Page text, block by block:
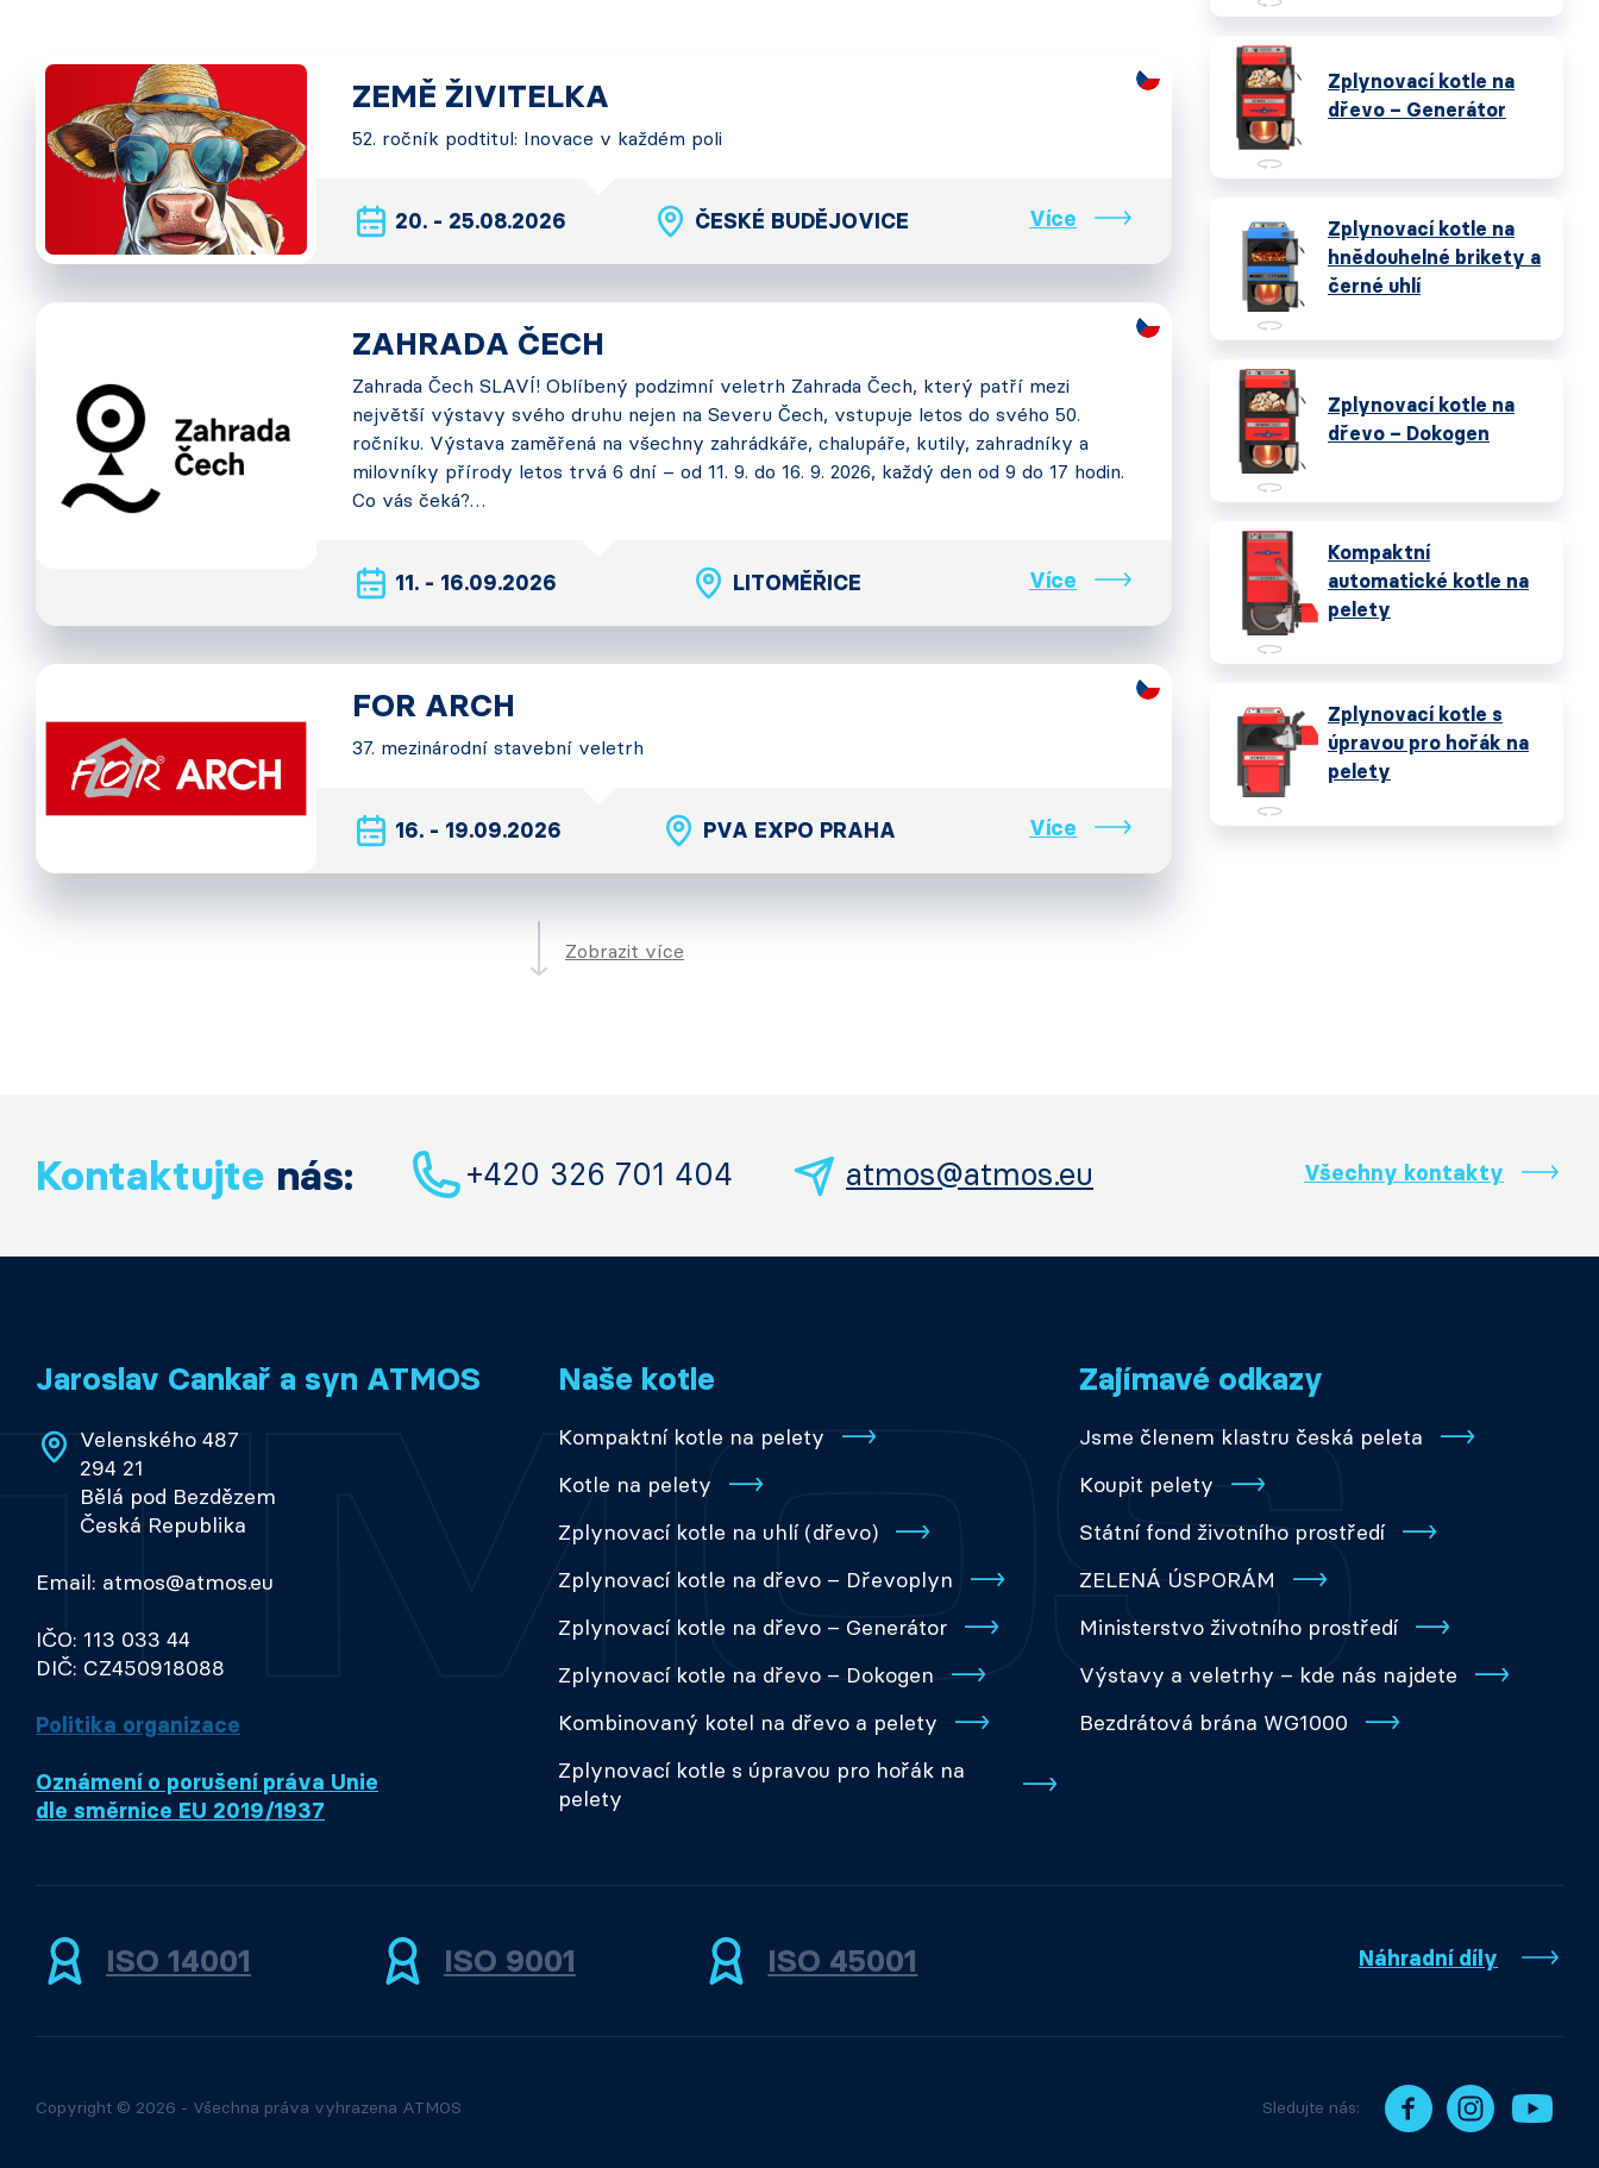
ZEMĚ ŽIVITELKA
52. ročník podtitul: Inovace v každém poli
20. - 25.08.2026 ČESKÉ BUDĚJOVICE Více
ZAHRADA ČECH
Zahrada Čech SLAVÍ! Oblíbený podzimní veletrh Zahrada Čech, který patří mezi
největší výstavy svého druhu nejen na Severu Čech, vstupuje letos do svého 50.
ročníku. Výstava zaměřená na všechny zahrádkáře, chalupáře, kutily, zahradníky a
milovníky přírody letos trvá 6 dní – od 11. 9. do 16. 9. 2026, každý den od 9 do 17 hodin.
Co vás čeká?…
11. - 16.09.2026 LITOMĚŘICE Více
FOR ARCH
37. mezinárodní stavební veletrh
16. - 19.09.2026 PVA EXPO PRAHA Více
Zobrazit více
Zplynovací kotle na
dřevo – Generátor
Zplynovací kotle na
hnědouhelné brikety a
černé uhlí
Zplynovací kotle na
dřevo – Dokogen
Kompaktní
automatické kotle na
pelety
Zplynovací kotle s
úpravou pro hořák na
pelety
Kontaktujte nás: +420 326 701 404 atmos@atmos.eu Všechny kontakty
Jaroslav Cankař a syn ATMOS
Velenského 487
294 21
Bělá pod Bezdězem
Česká Republika
Email: atmos@atmos.eu
IČO: 113 033 44
DIČ: CZ450918088
Politika organizace
Oznámení o porušení práva Unie
dle směrnice EU 2019/1937
Naše kotle
Kompaktní kotle na pelety
Kotle na pelety
Zplynovací kotle na uhlí (dřevo)
Zplynovací kotle na dřevo – Dřevoplyn
Zplynovací kotle na dřevo – Generátor
Zplynovací kotle na dřevo – Dokogen
Kombinovaný kotel na dřevo a pelety
Zplynovací kotle s úpravou pro hořák na
pelety
Zajímavé odkazy
Jsme členem klastru česká peleta
Koupit pelety
Státní fond životního prostředí
ZELENÁ ÚSPORÁM
Ministerstvo životního prostředí
Výstavy a veletrhy – kde nás najdete
Bezdrátová brána WG1000
ISO 14001 ISO 9001 ISO 45001 Náhradní díly
Copyright © 2026 - Všechna práva vyhrazena ATMOS Sledujte nás: